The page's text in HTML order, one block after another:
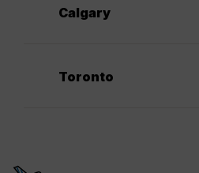
Calgary
Toronto